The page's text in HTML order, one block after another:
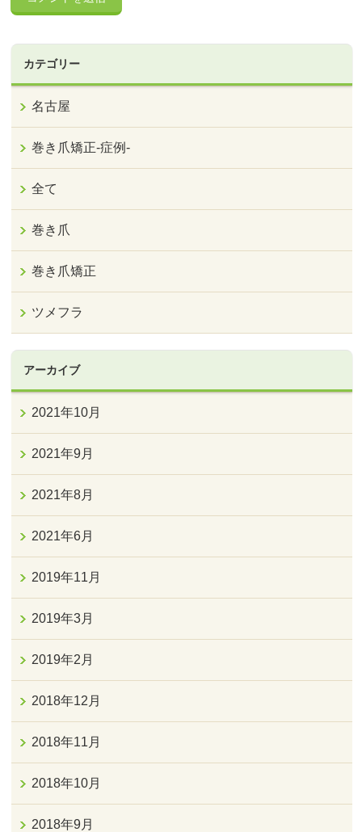
カテゴリー
名古屋
巻き爪矯正‐症例‐
全て
巻き爪
巻き爪矯正
ツメフラ
アーカイブ
2021年10月
2021年9月
2021年8月
2021年6月
2019年11月
2019年3月
2019年2月
2018年12月
2018年11月
2018年10月
2018年9月